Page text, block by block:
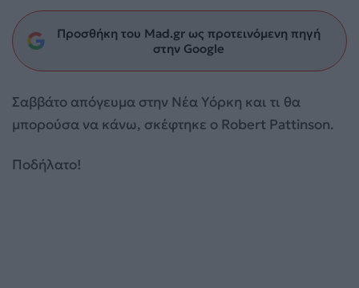
Προσθήκη του Mad.gr ως προτεινόμενη πηγή
στην Google
Σαββάτο απόγευμα στην Νέα Υόρκη και τι θα
μπορούσα να κάνω, σκέφτηκε ο Robert Pattinson.
Ποδήλατο!